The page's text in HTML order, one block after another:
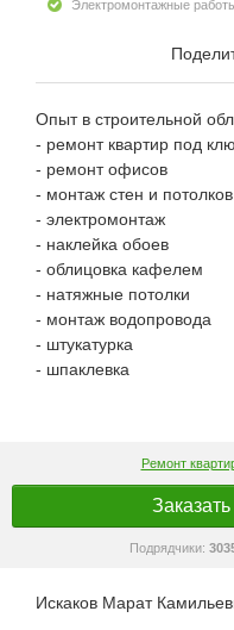
Электромонтажные
Опыт в строительной
- ремонт квартир под
- ремонт офисов
- монтаж стен и
- электромонтаж
- наклейка обоев
- облицовка кафелем
- натяжные потолки
- монтаж водопровода
- штукатурка
- шпаклевка
Ремонт
Подрядчики:
Искаков Марат